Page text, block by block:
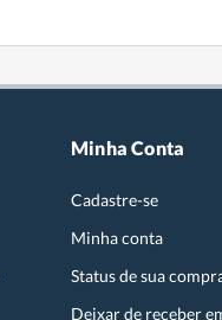
Minha Conta
Cadastre-se
Minha conta
Status de sua
Deixar de receber